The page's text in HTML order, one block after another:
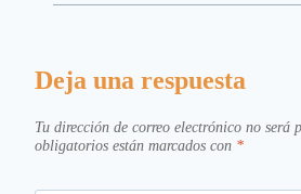
Deja una respuesta
Tu dirección de correo electrónico no será
obligatorios están marcados con *